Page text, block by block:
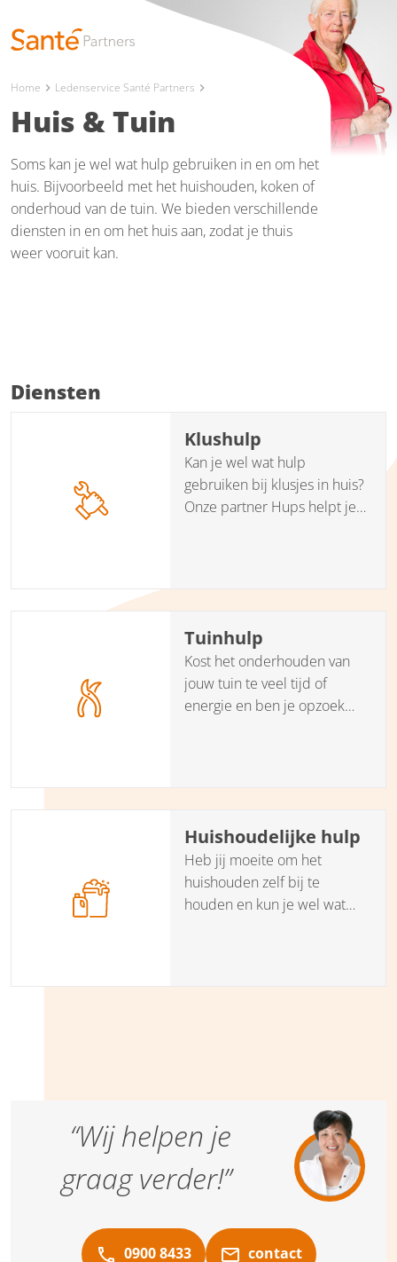
Home chevron_right Ledenservice Santé Partners chevron_right
Huis & Tuin
Soms kan je wel wat hulp gebruiken in en om het
huis. Bijvoorbeeld met het huishouden, koken of
onderhoud van de tuin. We bieden verschillende
diensten in en om het huis aan, zodat je thuis
weer vooruit kan.
Diensten
Klushulp
Kan je wel wat hulp
gebruiken bij klusjes in huis?
Onze partner Hups helpt je
Tuinhulp
Kost het onderhouden van
jouw tuin te veel tijd of
energie en ben je opzoek
Huishoudelijke hulp
Heb jij moeite om het
huishouden zelf bij te
houden en kun je wel wat
“Wij helpen je
graag verder!”
0900 8433 contact